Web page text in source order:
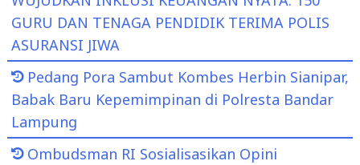
GURU DAN TENAGA PENDIDIK TERIMA POLIS
ASURANSI JIWA
Pedang Pora Sambut Kombes Herbin Sianipar,
Babak Baru Kepemimpinan di Polresta Bandar
Lampung
Ombudsman RI Sosialisasikan Opini